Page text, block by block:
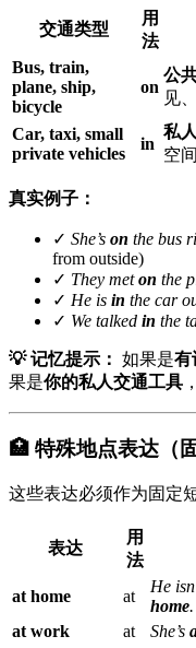
交通类型
用
法
Bus, train,
plane, ship,
bicycle
on
公
见
Car, taxi, small
private vehicles
in
私
空间
真实例子：
✓ She’s on the bus
from outside)
✓ They meton the
✓ He is in the car
✓ We talked in the
💡 记忆提示： 如果是有
果是你的私人交通工具
🏥 特殊地点表达（
这些表达必须作为固定
表达
用
法
at home at
He
home.
at work
at She’s